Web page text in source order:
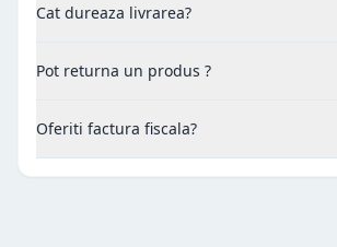
Cat dureaza livrarea?
Pot returna un produs ?
Oferiti factura fiscala?